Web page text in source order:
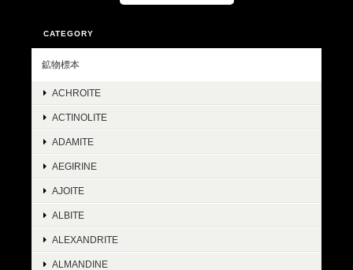
CATEGORY
鉱物標本
ACHROITE
ACTINOLITE
ADAMITE
AEGIRINE
AJOITE
ALBITE
ALEXANDRITE
ALMANDINE